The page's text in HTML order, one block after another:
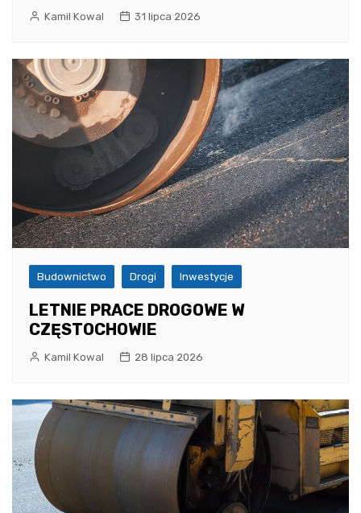
Kamil Kowal 31 lipca 2026
Budownictwo Drogi Inwestycje
LETNIE PRACE DROGOWE W
CZĘSTOCHOWIE
Kamil Kowal 28 lipca 2026